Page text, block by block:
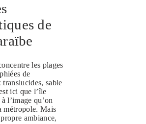
de
les plages
de
sable
ici que l’île
l’image qu’on
métropole. Mais
ambiance,